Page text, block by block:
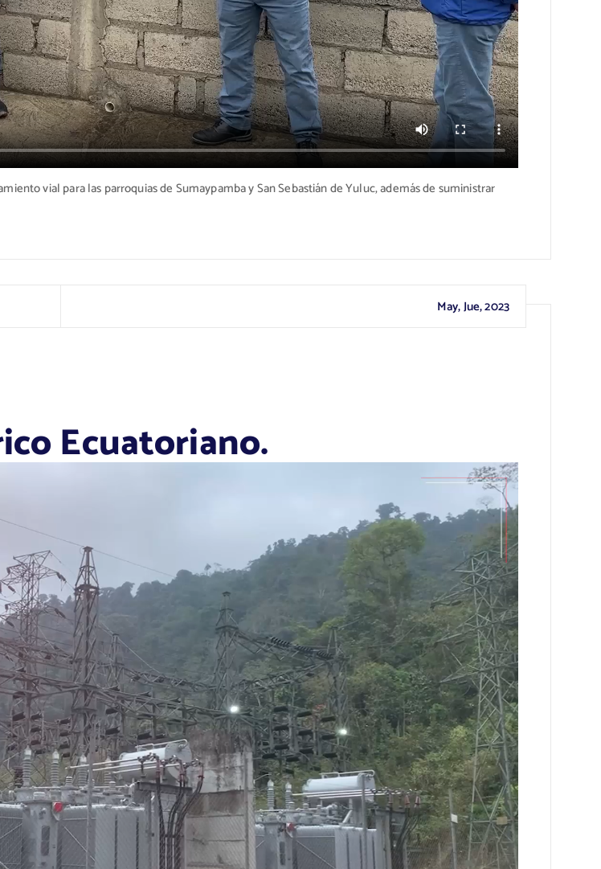
vial para las parroquias de Sumaypamba y San Sebastián de Yuluc, además de suministrar
May, Jue, 2023
Ecuatoriano.